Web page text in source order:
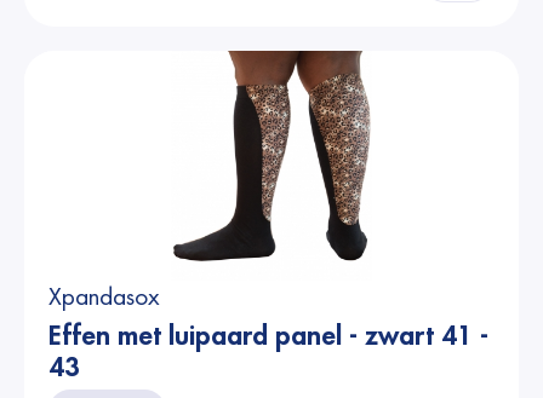
Xpandasox
Effen met luipaard panel - zwart 41 -
43